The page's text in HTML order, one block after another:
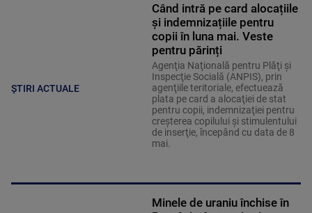
ȘTIRI ACTUALE
Când intră pe card alocațiile
și indemnizațiile pentru
copii în luna mai. Veste
pentru părinți
Agenţia Naţională pentru Plăţi şi
Inspecţie Socială (ANPIS), prin
agenţiile teritoriale, efectuează
plata pe card a alocaţiei de stat
pentru copii, indemnizaţiei pentru
creşterea copilului şi stimulentului
de inserţie, începând cu data de 8
mai.
Minele de uraniu închise în